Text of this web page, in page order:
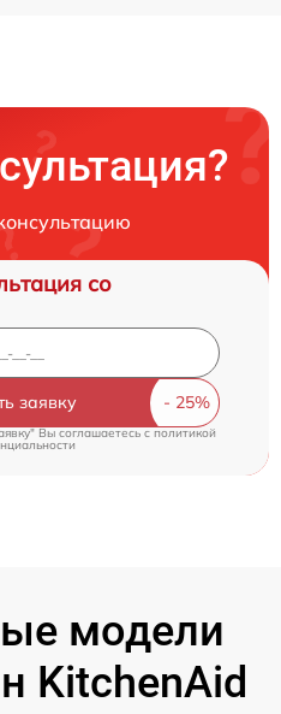
со
заявку
Вы соглашаетесь cполитикой
модели
KitchenAid